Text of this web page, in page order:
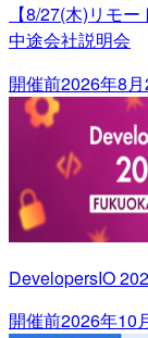
【8/27(木)リモ
中途会社説明会
開催前2026年8
DevelopersIO
開催前2026年10